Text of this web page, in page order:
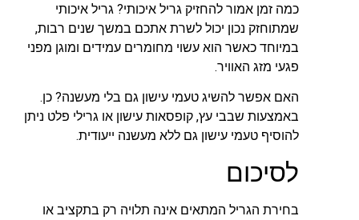
כמה זמן אמור להחזיק גריל איכותי? גריל איכותי
שמתוחזק נכון יכול לשרת אתכם במשך שנים רבות,
במיוחד כאשר הוא עשוי מחומרים עמידים ומוגן מפני
פגעי מזג האוויר.
האם אפשר להשיג טעמי עישון גם בלי מעשנה? כן.
באמצעות שבבי עץ, קופסאות עישון או גרילי פלט ניתן
להוסיף טעמי עישון גם ללא מעשנה ייעודית.
לסיכום
בחירת הגריל המתאים אינה תלויה רק בתקציב או